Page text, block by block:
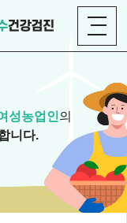
성농업인의
니다.